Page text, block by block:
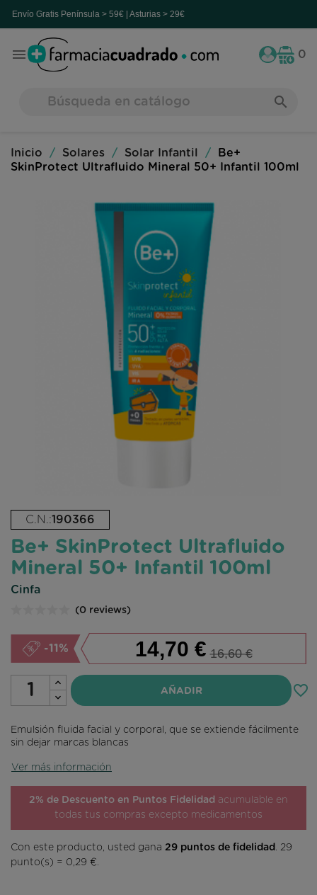
GratisPenínsula > 59€ | Asturias > 29€
 0
search
Inicio Solares Solar Infantil
Be+
SkinProtect Ultrafluido Mineral 50+ Infantil 100ml
C.N.:190366
Be+ SkinProtect Ultrafluido
Mineral 50+ Infantil 100ml
Cinfa
(0 reviews)
-11% 14,70 € 16,60 €
AÑADIR favorite_border
Emulsión fluida facial y corporal, que se extiende fácilmente
sin dejar marcas blancas
Ver más información
2% de Descuento en Puntos Fidelidad acumulable en
todas tus compras excepto medicamentos
Con este producto, usted gana 29 puntos de fidelidad . 29
punto(s) = 0,29 €.